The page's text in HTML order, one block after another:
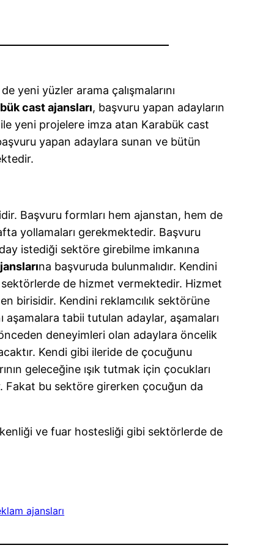
yeni yüzler arama çalışmalarını
cast ajansları, başvuru yapan adayların
yeni projelere imza atan Karabük cast
yapan adaylara sunan ve bütün
Başvuru formları hem ajanstan, hem de
yollamaları gerekmektedir. Başvuru
istediği sektöre girebilme imkanına
na başvuruda bulunmalıdır. Kendini
de hizmet vermektedir. Hizmet
birisidir. Kendini reklamcılık sektörüne
tabii tutulan adaylar, aşamaları
deneyimleri olan adaylara öncelik
Kendi gibi ileride de çocuğunu
geleceğine ışık tutmak için çocukları
Fakat bu sektöre girerken çocuğun da
ve fuar hostesliği gibi sektörlerde de
ajansları